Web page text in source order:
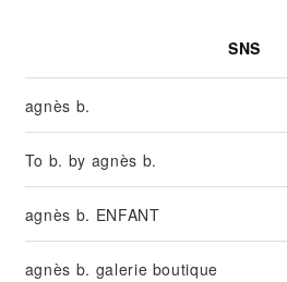
SNS
agnès b.
To b. by agnès b.
agnès b. ENFANT
agnès b. galerie boutique